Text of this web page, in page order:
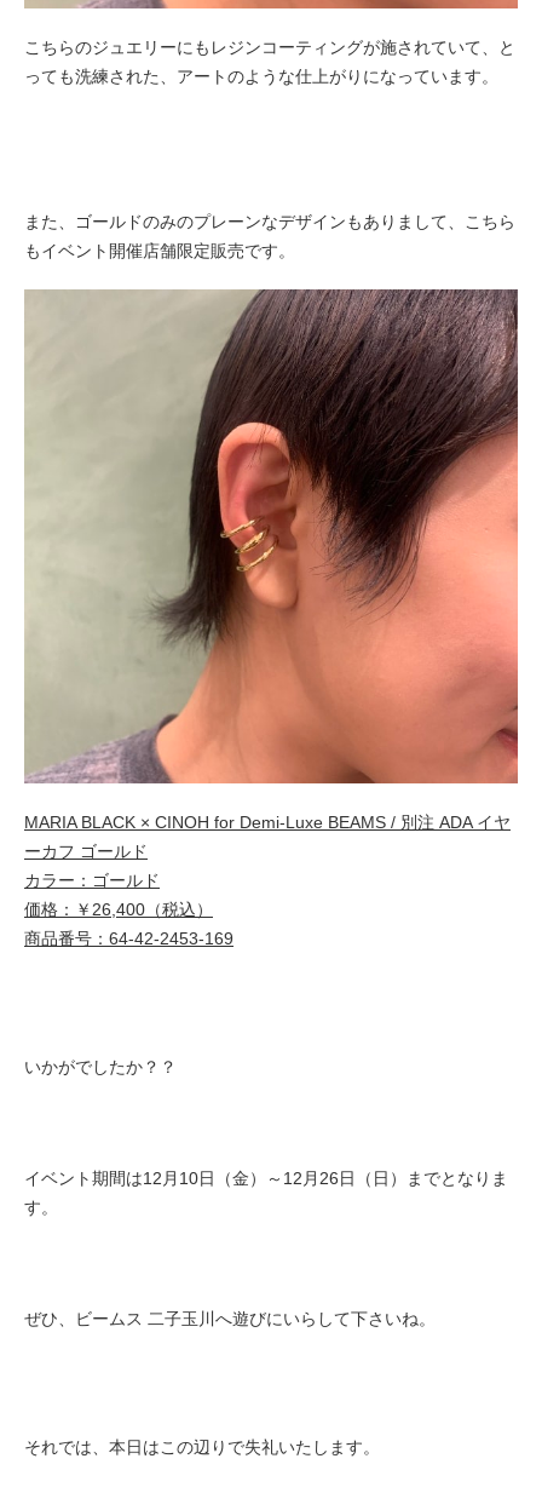
こちらのジュエリーにもレジンコーティングが施されていて、と
っても洗練された、アートのような仕上がりになっています。
また、ゴールドのみのプレーンなデザインもありまして、こちら
もイベント開催店舗限定販売です。
MARIA BLACK × CINOH for Demi-Luxe BEAMS / 別注 ADA イヤ
ーカフ ゴールド
カラー：ゴールド
価格：￥26,400（税込）
商品番号：64-42-2453-169
いかがでしたか？？
イベント期間は12月10日（金）～12月26日（日）までとなりま
す。
ぜひ、ビームス 二子玉川へ遊びにいらして下さいね。
それでは、本日はこの辺りで失礼いたします。